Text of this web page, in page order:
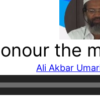
the
Ali Akbar